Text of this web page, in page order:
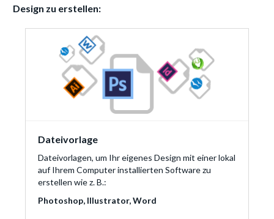
Design zu erstellen:
Dateivorlage
Dateivorlagen, um Ihr eigenes Design mit einer lokal
auf Ihrem Computer installierten Software zu
erstellen wie z. B.:
Photoshop, Illustrator, Word